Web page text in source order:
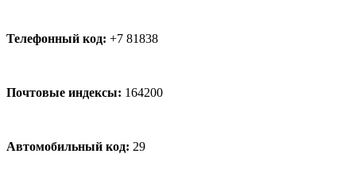
Телефонный код: +7 81838
Почтовые индексы: 164200
Автомобильный код: 29